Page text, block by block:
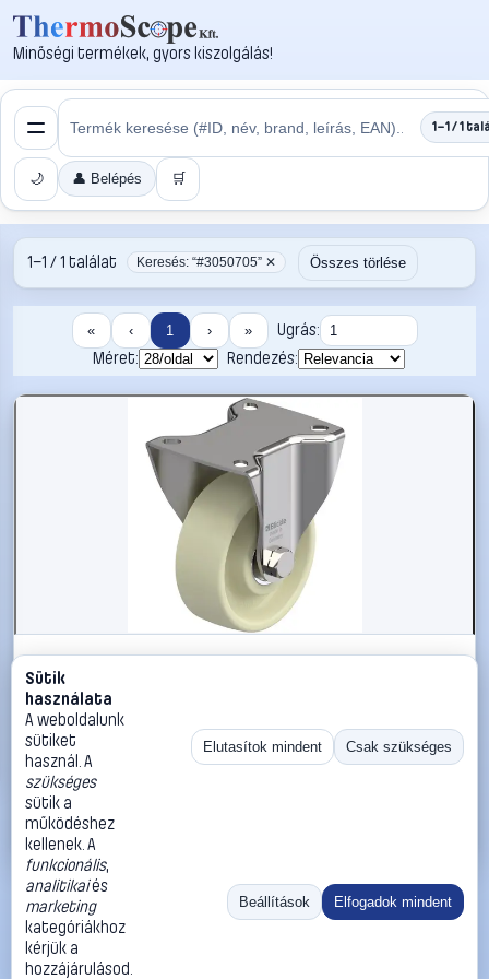
Minőségi termékek, gyors kiszolgálás!
1–1 / 1
🌙 👤 Belépés 🛒
1–1 / 1 találat Keresés: “#3050705” ✕ Összes törlése
« ‹ 1 › »
Ugrás:
Méret:
Rendezés:
Blickle 940376 BKX-POH 102HXK-1 Nagy teherbírású
rögzített kerék KerékØ: 100 mm Teherbírás (max.): 300
kg 1 db
Blickle Görgők, kerekek
57 990 Ft
Kosárba
«
Ugrás:
Méret:
Rendezés:
©2026
ÁSZF
Sütik
használata
A weboldalunk
sütiket
használ. A
szükséges
sütik a
működéshez
kellenek. A
funkcionális,
analitikaiés
marketing
kategóriákhoz
kérjük a
hozzájárulásod.
Elutasítok mindent Csak szükséges
Beállítások Elfogadok mindent